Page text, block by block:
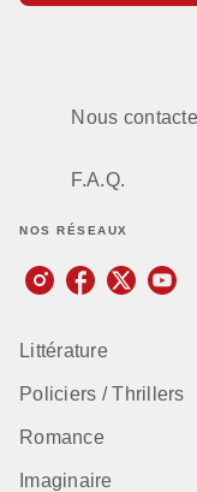
Nous
F.A.Q.
NOS RÉSEAUX
Littérature
Policiers / Thrillers
Romance
Imaginaire